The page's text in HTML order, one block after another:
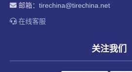
邮箱： tirechina@tirechina.net
在线客服
关注我们